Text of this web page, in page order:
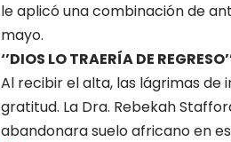
le aplicó una combinación de
mayo.
‘’DIOS LO TRAERÍA DE
Al recibir el alta, las lágrimas
gratitud. La Dra. Rebekah
abandonara suelo africano en